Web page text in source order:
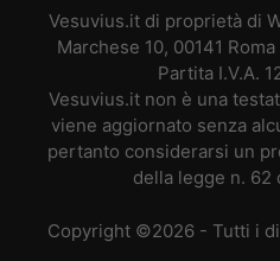
Vesuvius.it di proprietà di
Marchese 10, 00141
Partita I.V.A.
Vesuvius.it non è una
viene aggiornato senza
pertanto considerarsi un
della legge n. 62
Copyright ©2026 - Tutti i